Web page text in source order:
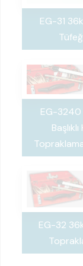
EG-31
EG-
EG-32